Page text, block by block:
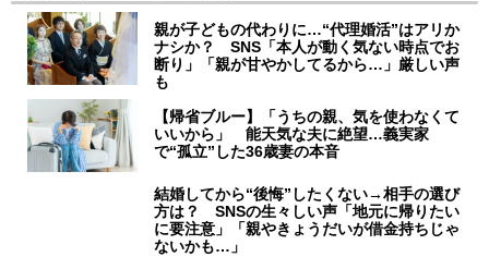
親が子どもの代わりに…“代理婚活”はアリか
ナシか？ SNS「本人が動く気ない時点でお
断り」「親が甘やかしてるから…」厳しい声
も
【帰省ブルー】「うちの親、気を使わなくて
いいから」 能天気な夫に絶望…義実家
で“孤立”した36歳妻の本音
結婚してから“後悔”したくない→相手の選び
方は？ SNSの生々しい声「地元に帰りたい
に要注意」「親やきょうだいが借金持ちじゃ
ないかも…」